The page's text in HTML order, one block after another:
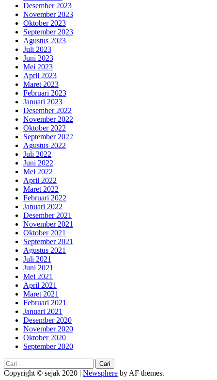
Desember 2023
November 2023
Oktober 2023
September 2023
Agustus 2023
Juli 2023
Juni 2023
Mei 2023
April 2023
Maret 2023
Februari 2023
Januari 2023
Desember 2022
November 2022
Oktober 2022
September 2022
Agustus 2022
Juli 2022
Juni 2022
Mei 2022
April 2022
Maret 2022
Februari 2022
Januari 2022
Desember 2021
November 2021
Oktober 2021
September 2021
Agustus 2021
Juli 2021
Juni 2021
Mei 2021
April 2021
Maret 2021
Februari 2021
Januari 2021
Desember 2020
November 2020
Oktober 2020
September 2020
Cari
untuk:
Copyright © sejak 2020 | Newsphere by AF themes.